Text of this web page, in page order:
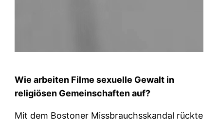
Wie arbeiten Filme sexuelle Gewalt in
religiösen Gemeinschaften auf?
Mit dem Bostoner Missbrauchsskandal rückte